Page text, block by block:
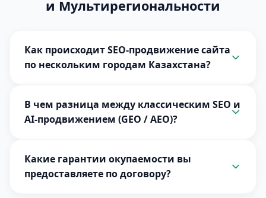
и Мультирегиональности
Как происходит SEO-продвижение сайта
по нескольким городам Казахстана?
В чем разница между классическим SEO и
AI-продвижением (GEO / AEO)?
Какие гарантии окупаемости вы
предоставляете по договору?